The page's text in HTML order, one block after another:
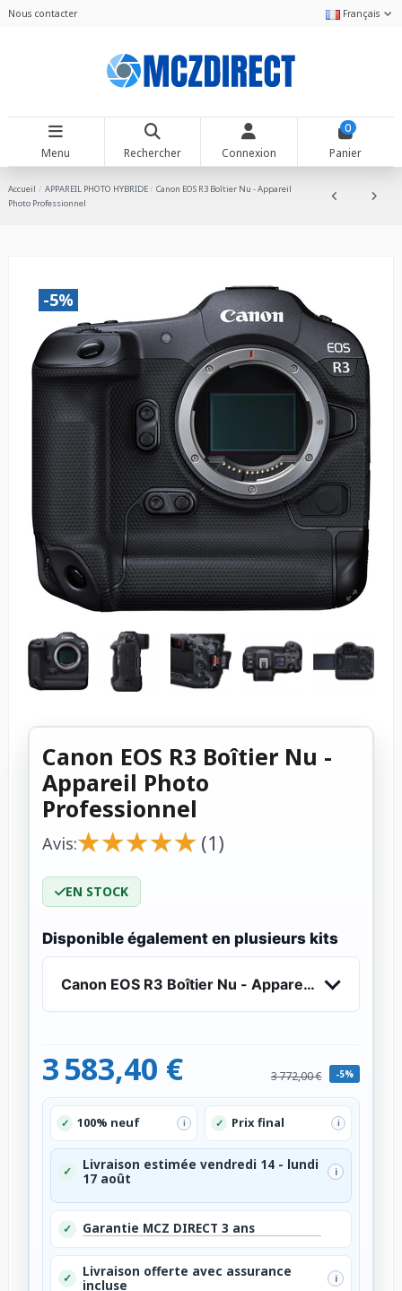
Nous contacter Français
Menu Rechercher Connexion
0
Panier
Accueil APPAREIL PHOTO HYBRIDE
Canon EOS R3 Boîtier Nu - Appareil
Photo Professionnel
-5%
Canon EOS R3 Boîtier Nu -
Appareil Photo
Professionnel
Avis:★
★★
★★
★★
★★
★ (1)
EN STOCK
Disponible également en plusieurs kits
Canon EOS R3 Boîtier Nu - Appareil Photo
3 583,40 € 3 772,00 € -5%
✓ 100% neuf i ✓ Prix final i
✓
Livraison estimée vendredi 14 - lundi
17 août
i
✓ Garantie MCZ DIRECT 3 ans
✓
Livraison offerte avec assurance
incluse
i